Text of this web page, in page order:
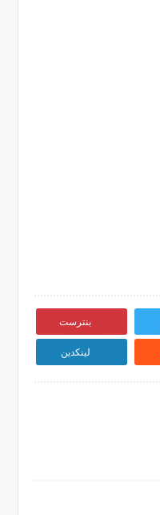
بنترست
لينكدين